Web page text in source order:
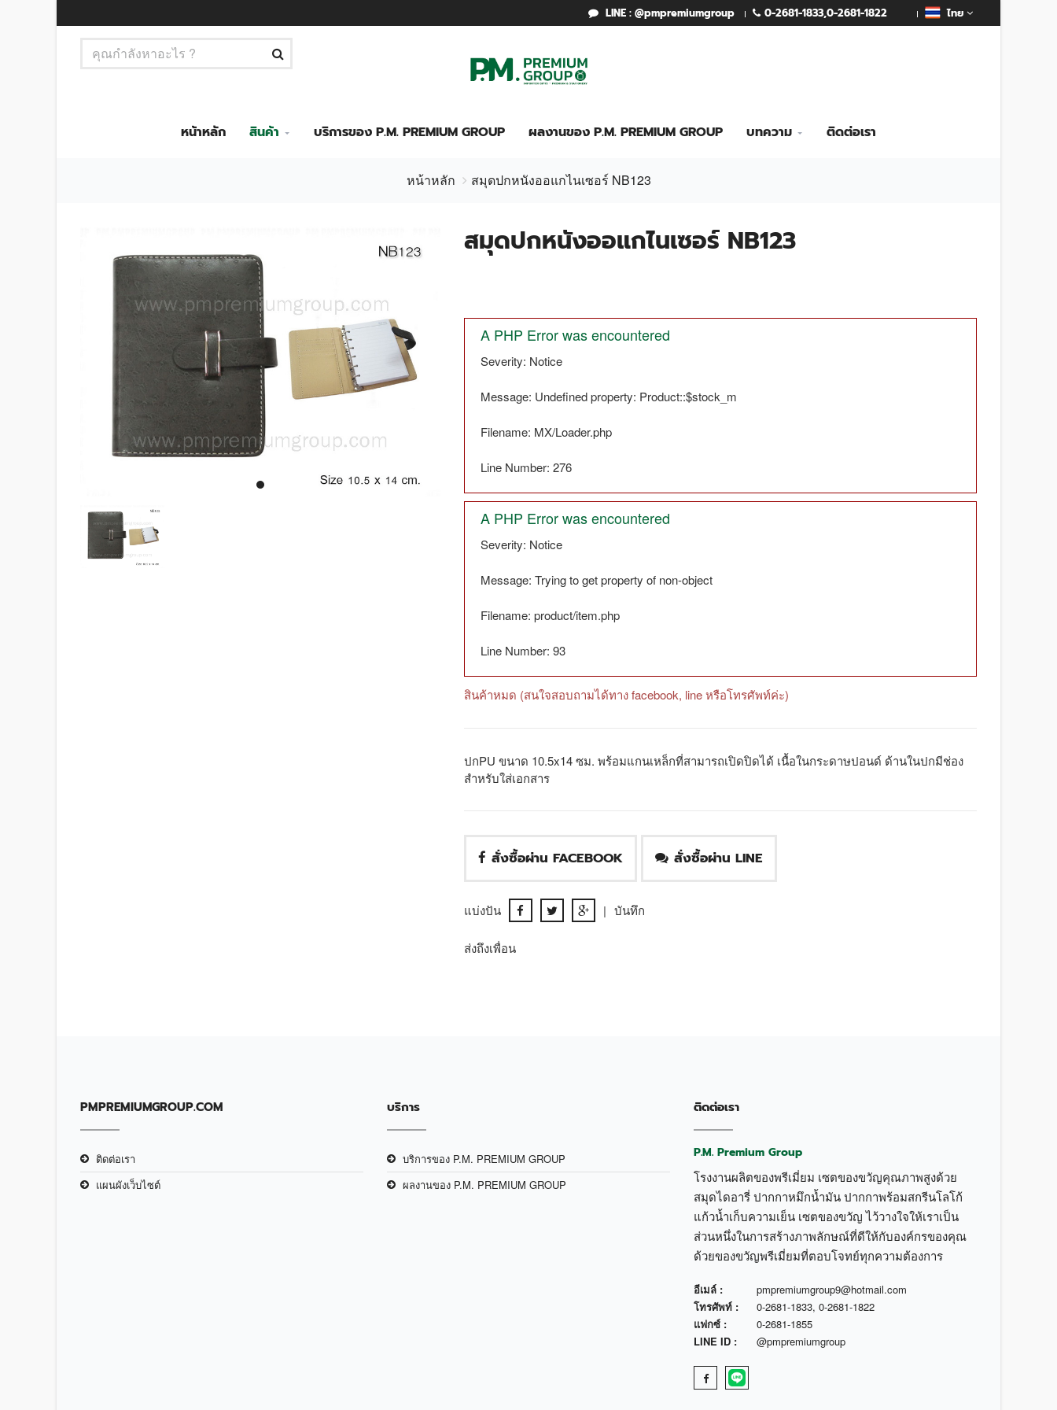
LINE : @pmpremiumgroup 0-2681-1833,0-2681-1822 ไทย
หน้าหลัก สินค้า บริการของ P.M. PREMIUM GROUP ผลงานของ P.M. PREMIUM GROUP บทความ ติดต่อเรา
หน้าหลัก สมุดปกหนังออแกไนเซอร์ NB123
สมุดปกหนังออแกไนเซอร์ NB123
A PHP Error was encountered
Severity: Notice
Message: Undefined property: Product::$stock_m
Filename: MX/Loader.php
Line Number: 276
A PHP Error was encountered
Severity: Notice
Message: Trying to get property of non-object
Filename: product/item.php
Line Number: 93
สินค้าหมด (สนใจสอบถามได้ทาง facebook, line หรือโทรศัพท์ค่ะ)
ปกPU ขนาด 10.5x14 ซม. พร้อมแกนเหล็กที่สามารถเปิดปิดได้ เนื้อในกระดาษปอนด์ ด้านในปกมีช่อง
สำหรับใส่เอกสาร
สั่งซื้อผ่าน FACEBOOK สั่งซื้อผ่าน LINE
แบ่งปัน | บันทึก
ส่งถึงเพื่อน
PMPREMIUMGROUP.COM
ติดต่อเรา
แผนผังเว็บไซต์
บริการ
บริการของ P.M. PREMIUM GROUP
ผลงานของ P.M. PREMIUM GROUP
ติดต่อเรา
P.M. Premium Group
โรงงานผลิตของพรีเมี่ยม เซตของขวัญคุณภาพสูงด้วย
สมุดไดอารี่ ปากกาหมึกน้ำมัน ปากกาพร้อมสกรีนโลโก้
แก้วน้ำเก็บความเย็น เซตของขวัญ ไว้วางใจให้เราเป็น
ส่วนหนึ่งในการสร้างภาพลักษณ์ที่ดีให้กับองค์กรของคุณ
ด้วยของขวัญพรีเมี่ยมที่ตอบโจทย์ทุกความต้องการ
อีเมล์ :
pmpremiumgroup9@hotmail.com
โทรศัพท์ :
0-2681-1833, 0-2681-1822
แฟกซ์ :
0-2681-1855
LINE ID :
@pmpremiumgroup